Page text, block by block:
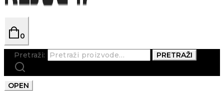
0
Pretraži: PRETRAŽI
OPEN